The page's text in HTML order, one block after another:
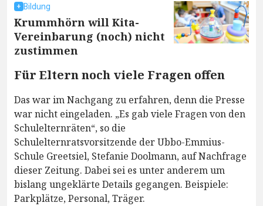
Bildung
Krummhörn will Kita-
Vereinbarung (noch) nicht
zustimmen
Für Eltern noch viele Fragen offen
Das war im Nachgang zu erfahren, denn die Presse
war nicht eingeladen. „Es gab viele Fragen von den
Schulelternräten“, so die
Schulelternratsvorsitzende der Ubbo-Emmius-
Schule Greetsiel, Stefanie Doolmann, auf Nachfrage
dieser Zeitung. Dabei sei es unter anderem um
bislang ungeklärte Details gegangen. Beispiele:
Parkplätze, Personal, Träger.